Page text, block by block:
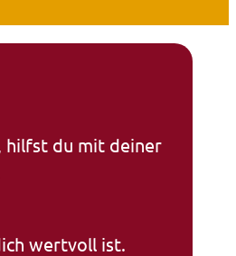
hilfst du mit deiner
wertvoll ist.